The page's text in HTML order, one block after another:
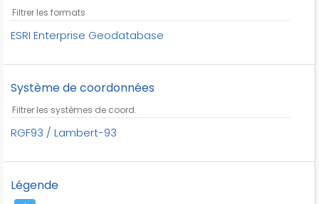
tir à l'arc
triathlon
volley-ball
équipements sportifs
équitation
ESRI Enterprise Geodatabase
Système de coordonnées
RGF93 / Lambert-93
Légende